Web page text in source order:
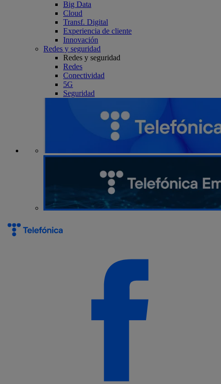
Big Data
Cloud
Transf. Digital
Experiencia de cliente
Innovación
Redes y seguridad
Redes y seguridad
Redes
Conectividad
5G
Seguridad